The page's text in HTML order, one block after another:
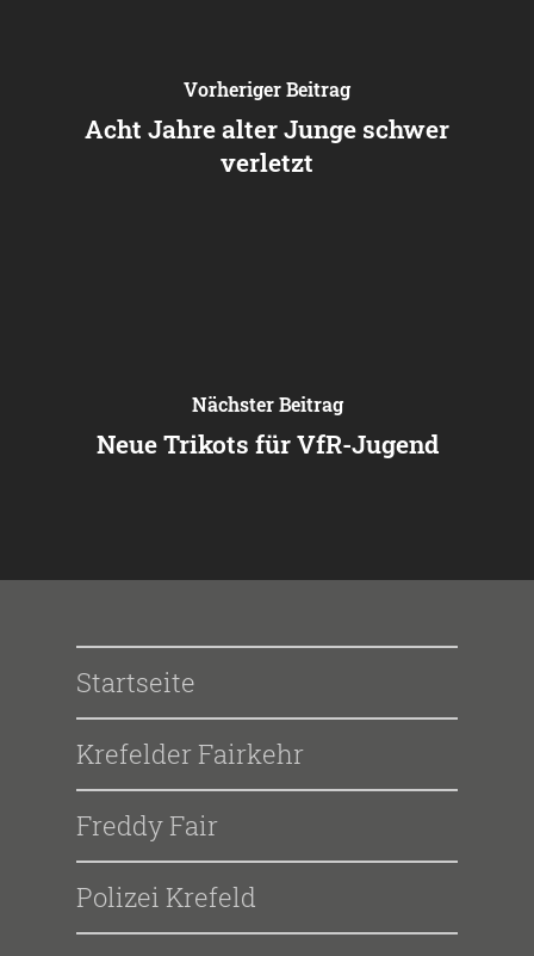
Vorheriger Beitrag
Acht Jahre alter Junge schwer
verletzt
Nächster Beitrag
Neue Trikots für VfR-Jugend
Startseite
Krefelder Fairkehr
Freddy Fair
Polizei Krefeld